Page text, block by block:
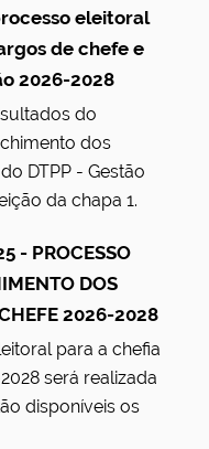
eleitoral
de chefe e
2026-2028
do
dos
DTPP - Gestão
da chapa 1.
- PROCESSO
DOS
2026-2028
para a chefia
será realizada
disponíveis os